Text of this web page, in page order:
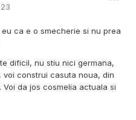
ca e o smecherie si nu prea
dificil, nu stiu nici germana,
voi construi casuta noua, din
da jos cosmelia actuala si